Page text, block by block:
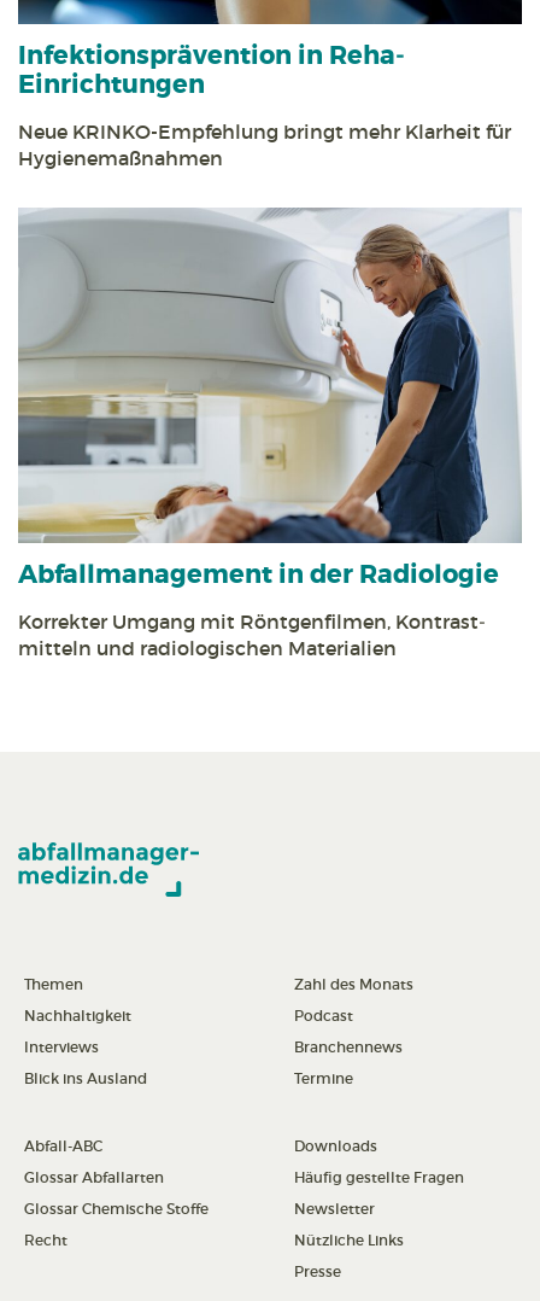
Infektions­prävention in Reha­
Einrichtungen
Neue KRINKO-Empfehlung bringt mehr Klarheit für
Hygiene­maßnahmen
Abfall­management in der Radiologie
Korrekter Umgang mit Röntgen­filmen, Kontrast­
mitteln und radiologischen Materialien
Themen
Nachhaltigkeit
Interviews
Blick ins Ausland
Zahl des Monats
Podcast
Branchennews
Termine
Abfall-ABC
Glossar Abfallarten
Glossar Chemische Stoffe
Recht
Downloads
Häufig gestellte Fragen
Newsletter
Nützliche Links
Presse